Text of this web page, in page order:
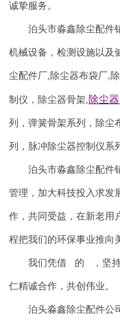
诚挚服务。
泊头市淼鑫除尘配件
机械设备，检测设施以及
尘配件厂, 除尘器布袋厂,
制仪 ， 除尘器骨架,除尘器
列，弹簧骨架系列，除尘
列，脉冲除尘器控制仪系
泊头市淼鑫除尘配件
管理，加大科技投入求发
作，共同受益，在新老用
程把我们的环保事业推向
我们凭借 的 ，坚
仁精诚合作，共创伟业。
泊头淼鑫除尘配件公